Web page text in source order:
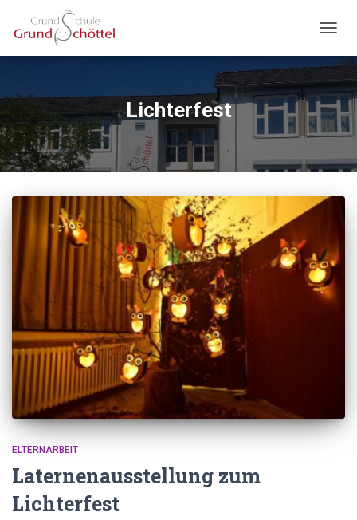
Lichterfest
ELTERNARBEIT
Laternenausstellung zum
Lichterfest